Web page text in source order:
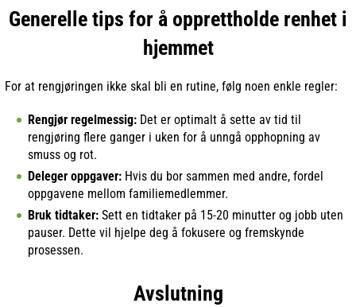
Generelle tips for å opprettholde renhet i
hjemmet
For at rengjøringen ikke skal bli en rutine, følg noen enkle regler:
Rengjør regelmessig: Det er optimalt å sette av tid til
rengjøring flere ganger i uken for å unngå opphopning av
smuss og rot.
Deleger oppgaver: Hvis du bor sammen med andre, fordel
oppgavene mellom familiemedlemmer.
Bruk tidtaker: Sett en tidtaker på 15-20 minutter og jobb uten
pauser. Dette vil hjelpe deg å fokusere og fremskynde
prosessen.
Avslutning